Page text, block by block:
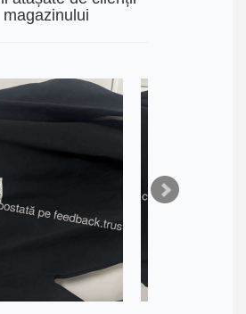
magazinului